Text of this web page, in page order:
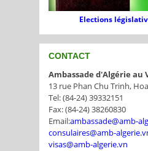
Elections
CONTACT
Ambassade d'Algérie au
13 rue Phan Chu Trinh,
Tel: (84-24) 39332151
Fax: (84-24) 38260830
Email:ambassade@amb-
consulaires@amb-
visas@amb-algerie.vn